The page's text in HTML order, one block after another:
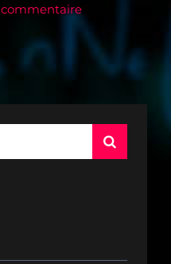
commentaire